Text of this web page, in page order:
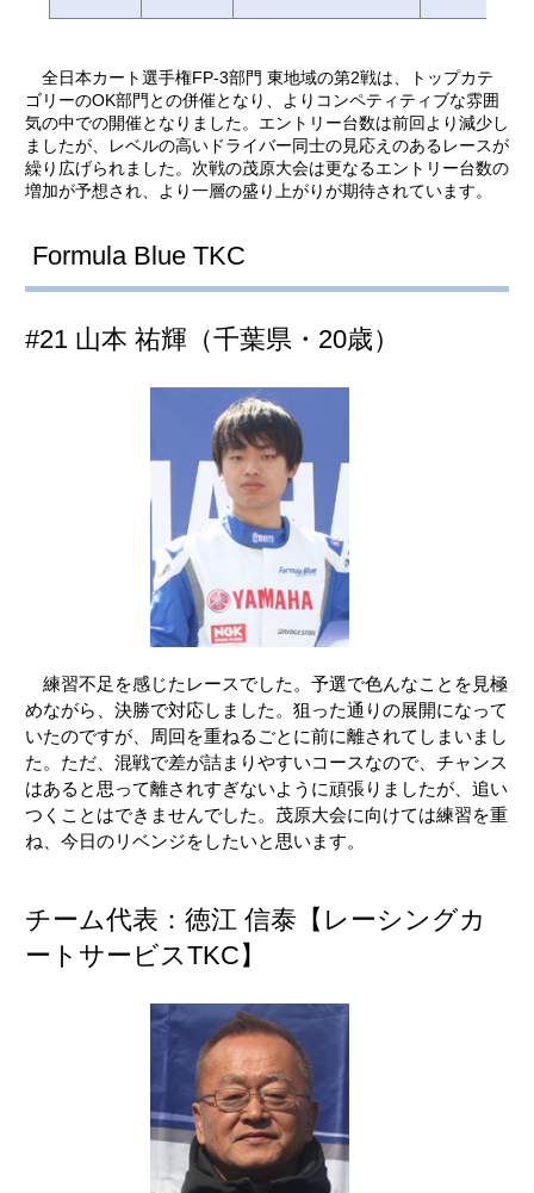
全日本カート選手権FP-3部門 東地域の第2戦は、トップカテ
ゴリーのOK部門との併催となり、よりコンペティティブな雰囲
気の中での開催となりました。エントリー台数は前回より減少し
ましたが、レベルの高いドライバー同士の見応えのあるレースが
繰り広げられました。次戦の茂原大会は更なるエントリー台数の
増加が予想され、より一層の盛り上がりが期待されています。
Formula Blue TKC
#21 山本 祐輝（千葉県・20歳）
練習不足を感じたレースでした。予選で色んなことを見極
めながら、決勝で対応しました。狙った通りの展開になって
いたのですが、周回を重ねるごとに前に離されてしまいまし
た。ただ、混戦で差が詰まりやすいコースなので、チャンス
はあると思って離されすぎないように頑張りましたが、追い
つくことはできませんでした。茂原大会に向けては練習を重
ね、今日のリベンジをしたいと思います。
チーム代表：徳江 信泰【レーシングカ
ートサービスTKC】